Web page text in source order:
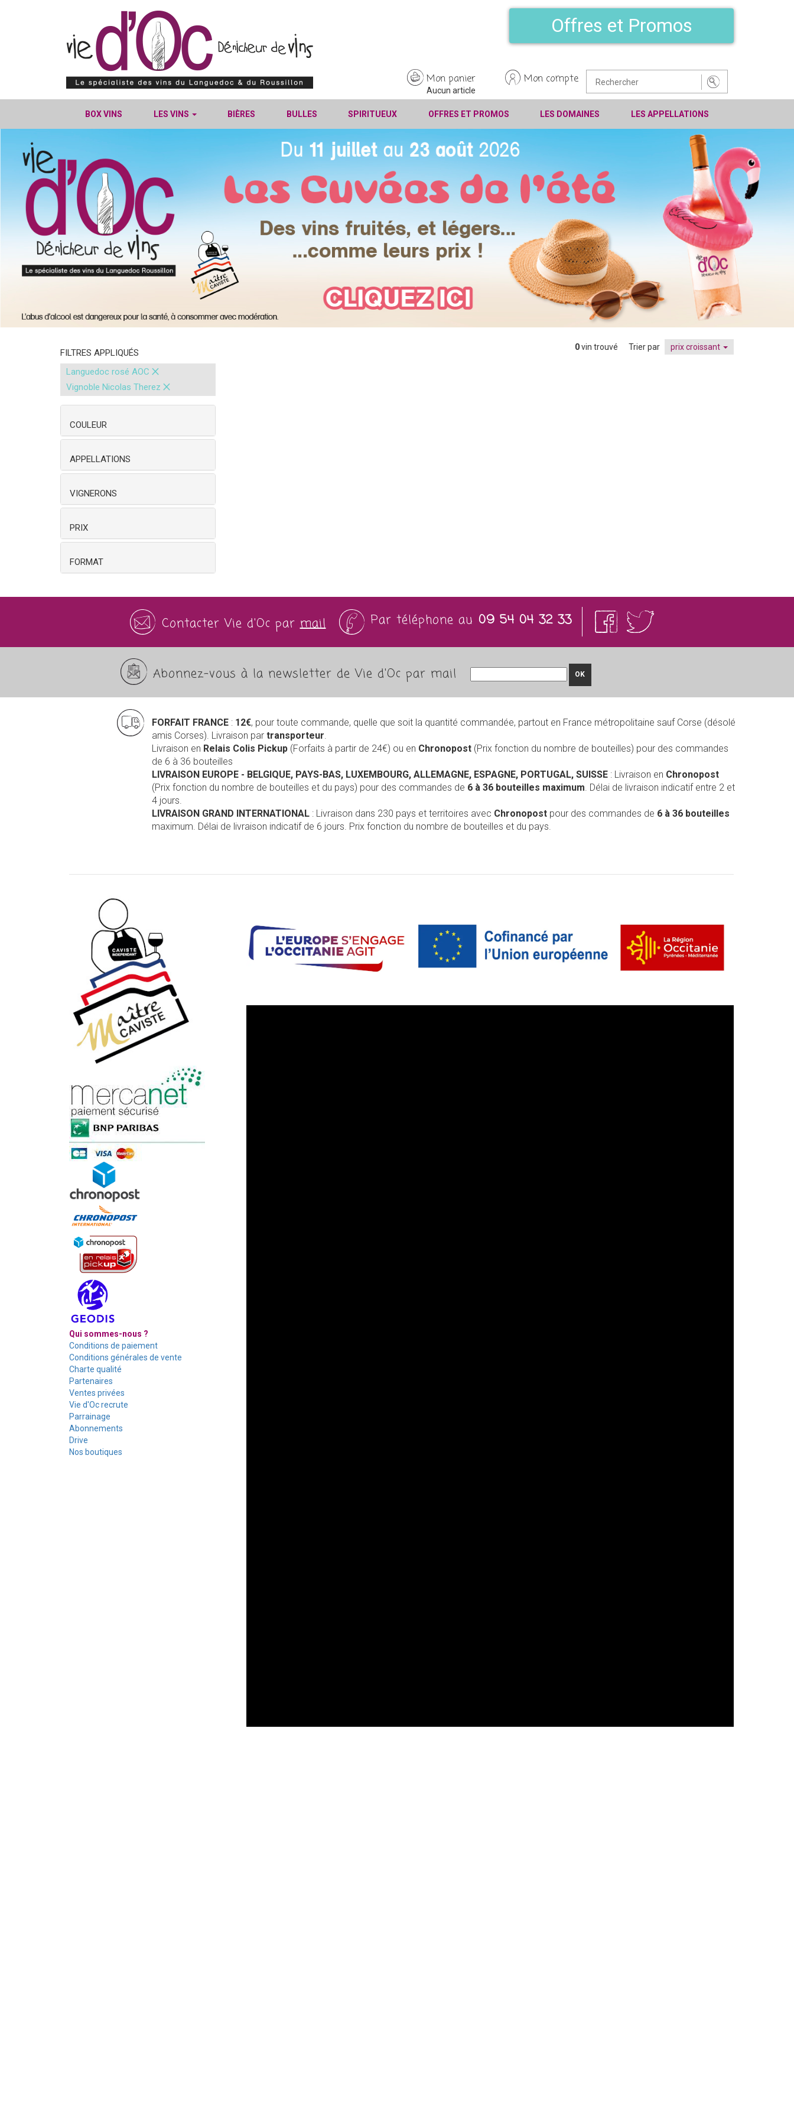
Offres et Promos
Mon panier
Aucun article
Mon compte
BOX VINS LES VINS BIÈRES BULLES SPIRITUEUX OFFRES ET PROMOS LES DOMAINES LES APPELLATIONS
FILTRES APPLIQUÉS
Languedoc rosé AOC ×
Vignoble Nicolas Therez ×
COULEUR
APPELLATIONS
VIGNERONS
PRIX
FORMAT
0vin trouvé Trier par prix croissant
Contacter Vie d'Oc parmail Par téléphone au 09 54 04 32 33
Abonnez-vous à la newsletter de Vie d'Oc par mail OK
FORFAIT FRANCE : 12€, pour toute commande, quelle que soit la quantité commandée, partout en France métropolitaine sauf Corse (désolé
amis Corses). Livraison partransporteur.
Livraison en Relais Colis Pickup (Forfaits à partir de 24€) ou en Chronopost (Prix fonction du nombre de bouteilles) pour des commandes
de 6 à 36 bouteilles
LIVRAISON EUROPE - BELGIQUE, PAYS-BAS, LUXEMBOURG, ALLEMAGNE, ESPAGNE, PORTUGAL, SUISSE : Livraison en Chronopost
(Prix fonction du nombre de bouteilles et du pays) pour des commandes de 6 à 36 bouteilles maximum. Délai de livraison indicatif entre 2 et
4 jours.
LIVRAISON GRAND INTERNATIONAL : Livraison dans 230 pays et territoires avec Chronopost pour des commandes de 6 à 36 bouteilles
maximum. Délai de livraison indicatif de 6 jours. Prix fonction du nombre de bouteilles et du pays.
Qui sommes-nous ?
Conditions de paiement
Conditions générales de vente
Charte qualité
Partenaires
Ventes privées
Vie d'Oc recrute
Parrainage
Abonnements
Drive
Nos boutiques